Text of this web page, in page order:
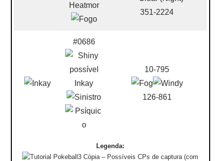
Heatmor
351-2224
#0686
Inkay
10-795
126-861
Legenda:
– Possíveis CPs de captura (com